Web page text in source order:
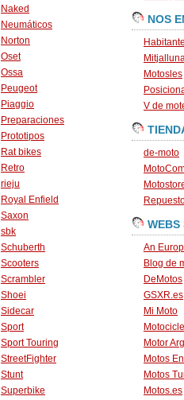
Naked
Neumáticos
Norton
Oset
Ossa
Peugeot
Piaggio
Preparaciones
Prototipos
Rat bikes
Retro
rieju
Royal Enfield
Saxon
sbk
Schuberth
Scooters
Scrambler
Shoei
Sidecar
Sport
Sport Touring
StreetFighter
Stunt
Superbike
NOS
Motosles
V de
de-moto
WEBS
An
Blog de
DeMotos
GSXR.es
Mi Moto
Motor
Motos
Motos
Motos.es